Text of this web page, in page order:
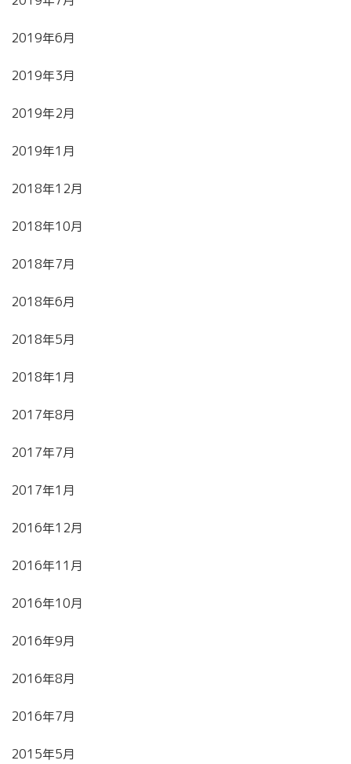
2019年6月
2019年3月
2019年2月
2019年1月
2018年12月
2018年10月
2018年7月
2018年6月
2018年5月
2018年1月
2017年8月
2017年7月
2017年1月
2016年12月
2016年11月
2016年10月
2016年9月
2016年8月
2016年7月
2015年5月